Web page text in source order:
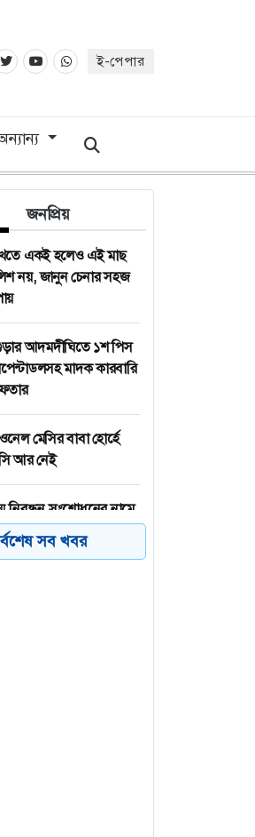
ই-পেপার
জনপ্রিয়
একই হলেও এই মাছ
নয়, জানুন চেনার সহজ
আদমদীঘিতে ১শ পিস
মাদক কারবারি
মেসির বাবা হোর্হে
আর নেই
নিবন্ধন সংশোধনের নামে
আদায়, কৃষকদল নেতাকে
সব খবর